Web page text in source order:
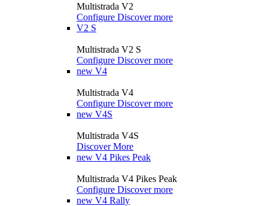
Multistrada V2
Configure Discover more
V2 S
Multistrada V2 S
Configure Discover more
new V4
Multistrada V4
Configure Discover more
new V4S
Multistrada V4S
Discover More
new V4 Pikes Peak
Multistrada V4 Pikes Peak
Configure Discover more
new V4 Rally